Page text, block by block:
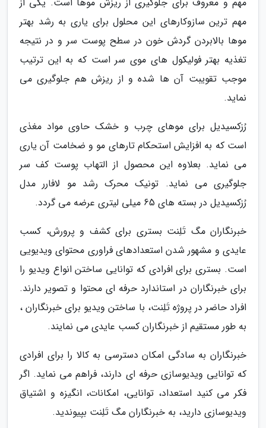
مهم ترین سازوکارهای این محلول برای یاری به رشد بهتر
موها بالابردن گردش خون در سطح پوست سر و در نتیجه
تغذیه بهتر فولیکول های موی سر است که به این ترتیب
موجب تقویبت آن ها شده و از ریزش هم جلوگیری می
نماید.
رُزکسیدیل برای موهای چرب و خشک حاوی مواد مغذی
است که به افزایش استحکام تارهای مو و ضخامت آن یاری
می نماید. بعلاوه این محصول از التهاب پوست کف سر
جلوگیری می نماید. تونیک محرک رشد مو لافارر مدل
رُزکسیدیل در بسته های 65 میلی لیتری عرضه می گردد.
خبرنگاران مگ تَلِنت بستری برای کشف و پرورش، کسب
عایدی و مشهور شدن استعدادهای فراوری محتوای ویدیویی
است. بستری برای افرادی که توانایی ساختن انواع ویدیو را
برای خبرنگاران در استاندارد حرفه ای محتوا و تصویر دارند.
افراد حاضر در پروژه تَلِنت، با ساختن ویدیو برای خبرنگاران ،
به طور مستقیم از خبرنگاران کسب عایدی می نمایند.
خبرنگاران به سادگی امکان دسترسی به کالا را برای افرادی
که توانایی ویدیوسازی حرفه ای دارند، فراهم می نماید. اگر
فکر می کنید استعداد، توانایی، امکانات، انگیزه و اشتیاق
ویدیوسازی دارید، به خبرنگاران مگ تَلِنت بپیوندید.